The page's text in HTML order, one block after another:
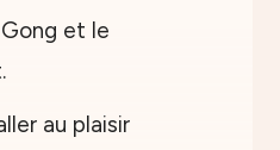
et le
au plaisir